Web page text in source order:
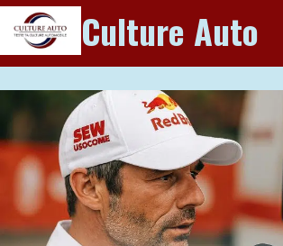
Aller
au
contenu
Culture Auto